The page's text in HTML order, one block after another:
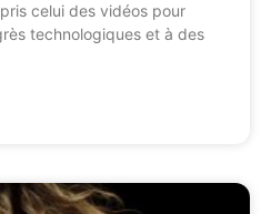
celui des vidéos pour
technologiques et à des